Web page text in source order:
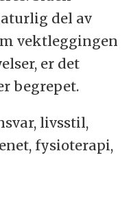
del av
vektleggingen
er det
begrepet.
livsstil,
fysioterapi,